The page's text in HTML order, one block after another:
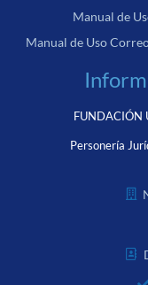
Manual de
Manual de Uso
FUNDACIÓN
Personería